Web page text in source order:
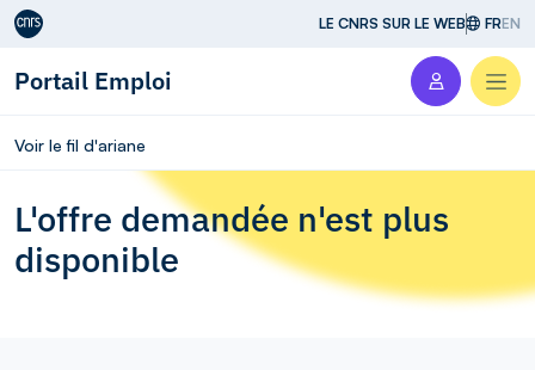
Aller au contenu LE CNRS SUR LE WEB FREN
Portail Emploi
Voir le fil d'ariane
L'offre demandée n'est plus
disponible